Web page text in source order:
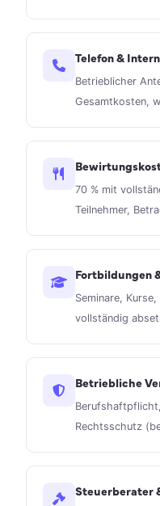
Telefon &
Betrieblicher
Gesamtkosten,
70 % mit
Teilnehmer,
Fortbildungen
Seminare,
vollständig
Betriebliche
Rechtsschutz
Steuerberater